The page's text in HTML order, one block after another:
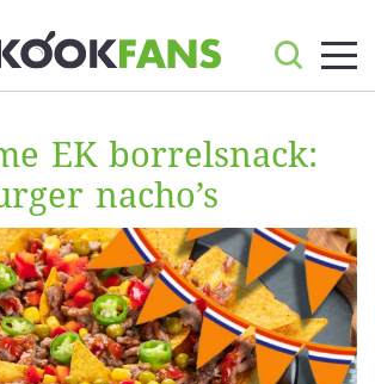
EK borrelsnack:
nacho’s